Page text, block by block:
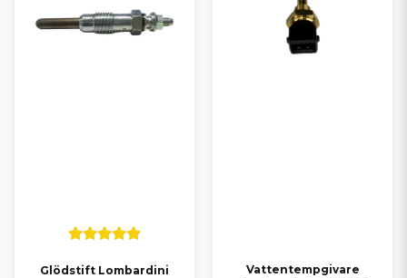
Glödstift Lombardini
Vattentempgivare